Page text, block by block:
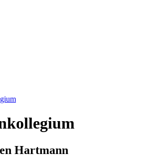
Hartmann